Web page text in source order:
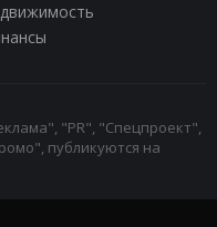
"PR", "Спецпроект",
публикуются на